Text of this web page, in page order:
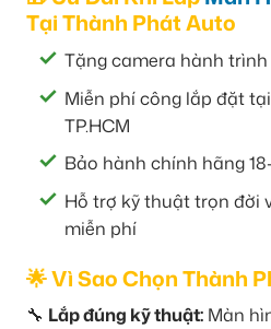
Tại Thành Phát Auto
Tặng camera hành
Miễn phí công lắp đặt
TP.HCM
Bảo hành chính hãng
Hỗ trợ kỹ thuật trọn đời
miễn phí
🌟 Vì Sao Chọn Thành
🔧 Lắp đúng kỹ thuật: Màn